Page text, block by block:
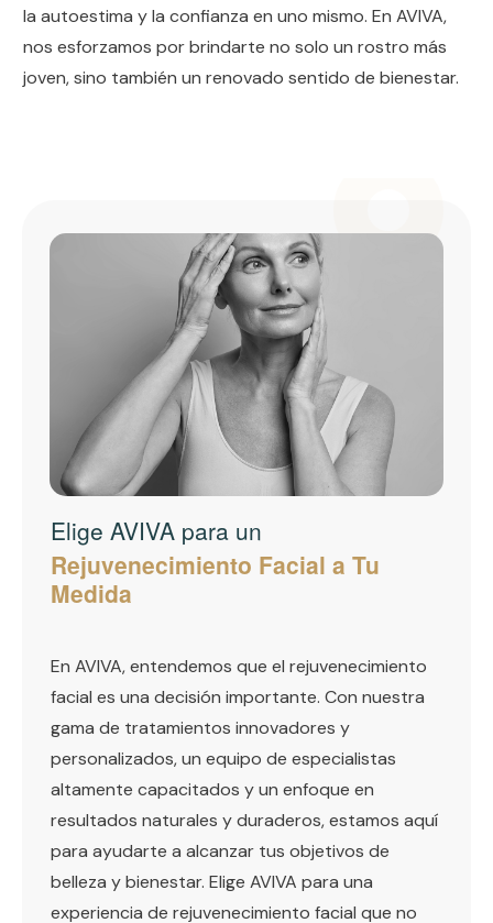
la autoestima y la confianza en uno mismo. En AVIVA,
nos esforzamos por brindarte no solo un rostro más
joven, sino también un renovado sentido de bienestar.
Elige AVIVA para un
Rejuvenecimiento Facial a Tu
Medida
En AVIVA, entendemos que el rejuvenecimiento
facial es una decisión importante. Con nuestra
gama de tratamientos innovadores y
personalizados, un equipo de especialistas
altamente capacitados y un enfoque en
resultados naturales y duraderos, estamos aquí
para ayudarte a alcanzar tus objetivos de
belleza y bienestar. Elige AVIVA para una
experiencia de rejuvenecimiento facial que no